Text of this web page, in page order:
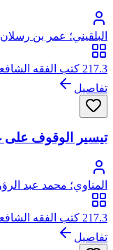
البلقيني؛ عمر بن
الأصل، ثم البلقيني
217.3 كتب الفقه الشافعي
تفاصيل
تيسير الوقوف
المناوي؛ محمد عبد
العابدين الحدادي ثم
217.3 كتب الفقه الشافعي
تفاصيل